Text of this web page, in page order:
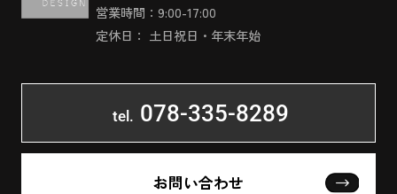
営業時間：9:00-17:00
定休日： 土日祝日・年末年始
tel. 078-335-8289
お問い合わせ